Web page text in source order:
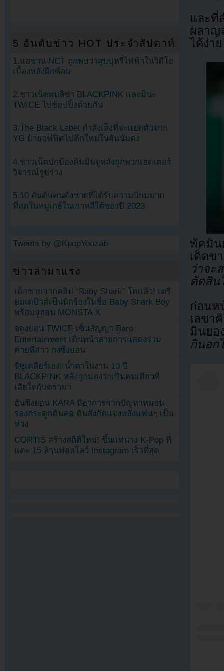
และที่
ผลาญ
ได้ง่าย
พัคมิน
เด็ดข
ว่าจะ
ตัดสิน
ก่อนห
เลขา
มินย
กินอก
5 อันดับข่าว HOT ประจำสัปดาห์
1.แฮชาน NCT ถูกพบว่าสูบบุหรี่ไฟฟ้าในวิดีโอ
เบื้องหลังฝึกซ้อม
2.ชาวเน็ตพบลิซ่า BLACKPINK และมินะ
TWICE ไปช้อปปิ้งด้วยกัน
3.The Black Label กำลังเล็งที่จะแยกตัวจาก
YG ย้ายอฟฟิศไปตึกใหม่ในฮันนัมดง
4.ชาวเน็ตปกป้องคิมมินจูหลังถูกพวกเฮดเตอร์
วิจารณ์รูปร่าง
5.10 อันดับคนดังชายที่ได้รับความนิยมมาก
ที่สุดในหมู่เกย์ในเกาหลีใต้ของปี 2023
Tweets by @KpopYouzab
ข่าวล่ามาแรง
เด็กชายจากคลิป “Baby Shark” โตแล้ว! เตรี
ยมเดบิวต์เป็นนักร้องในชื่อ Baby Shark Boy
พร้อมจูฮอน MONSTA X
จองยอน TWICE เซ็นสัญญา Baro
Entertainment เดินหน้าสายการแสดงร่วม
ค่ายพี่สาว กงซึงยอน
จีซูเคลียร์เอง! น้ำตาในงาน 10 ปี
BLACKPINK หลังถูกมองว่าเป็นคนเดียวที่
เสียใจกับดราม่า
ฮันซึงยอน KARA มีอาการจากปัญหาหมอน
รองกระดูกต้นคอ ต้นสังกัดแจงหลังแฟนๆ เป็น
ห่วง
CORTIS สร้างสถิติใหม่! ขึ้นแท่นวง K-Pop ที่
แตะ 15 ล้านฟอลโลว์ Instagram เร็วที่สุด